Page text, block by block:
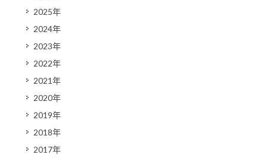
2025年
2024年
2023年
2022年
2021年
2020年
2019年
2018年
2017年